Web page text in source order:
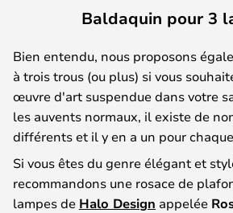
Baldaquin pour 3
Bien entendu, nous proposons
à trois trous (ou plus) si vous
œuvre d'art suspendue dans votre
les auvents normaux, il existe de
différents et il y en a un pour
Si vous êtes du genre élégant et
recommandons une rosace de
lampes de Halo Design appelée